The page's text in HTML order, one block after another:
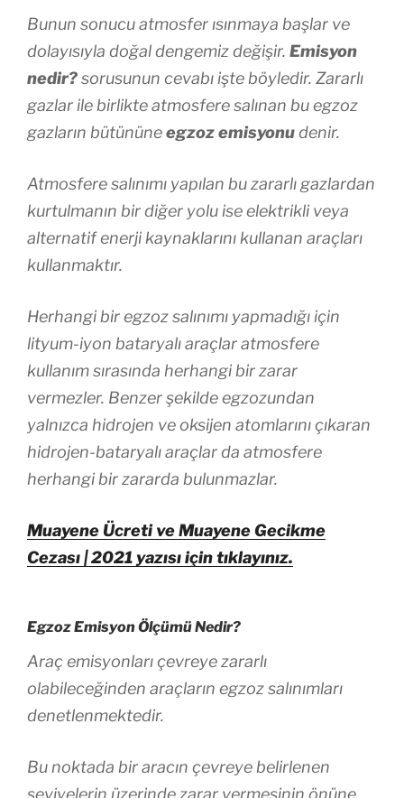
Bunun sonucu atmosfer ısınmaya başlar ve
dolayısıyla doğal dengemiz değişir. Emisyon
nedir?sorusunun cevabı işte böyledir. Zararlı
gazlar ile birlikte atmosfere salınan bu egzoz
gazların bütününeegzoz emisyonudenir.
Atmosfere salınımı yapılan bu zararlı gazlardan
kurtulmanın bir diğer yolu ise elektrikli veya
alternatif enerji kaynaklarını kullanan araçları
kullanmaktır.
Herhangi bir egzoz salınımı yapmadığı için
lityum-iyon bataryalı araçlar atmosfere
kullanım sırasında herhangi bir zarar
vermezler. Benzer şekilde egzozundan
yalnızca hidrojen ve oksijen atomlarını çıkaran
hidrojen-bataryalı araçlar da atmosfere
herhangi bir zararda bulunmazlar.
Muayene Ücreti ve Muayene Gecikme
Cezası | 2021 yazısı için tıklayınız.
Egzoz Emisyon Ölçümü Nedir?
Araç emisyonları çevreye zararlı
olabileceğinden araçların egzoz salınımları
denetlenmektedir.
Bu noktada bir aracın çevreye belirlenen